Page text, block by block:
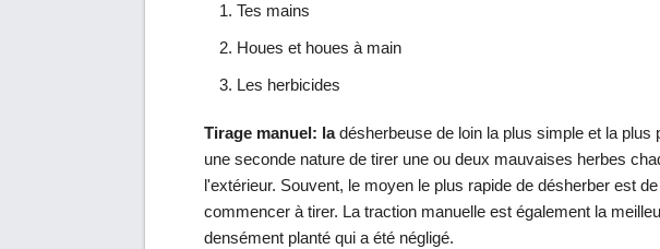
Tes mains
Houes et houes à main
Les herbicides
Tirage manuel: ladésherbeuse de loin la plus simple et la plus
une seconde nature de tirer une ou deux mauvaises herbes
l'extérieur. Souvent, le moyen le plus rapide de désherber est
commencer à tirer. La traction manuelle est également la
densément planté qui a été négligé.